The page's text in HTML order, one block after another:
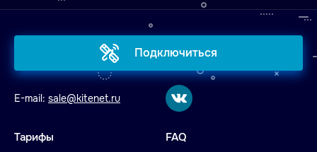
Подключиться
E-mail: sale@kitenet.ru
Тарифы
FAQ